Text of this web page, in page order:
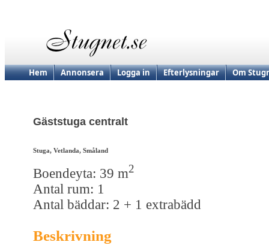
Hem Annonsera Logga in Efterlysningar Om
Gäststuga centralt
Stuga, Vetlanda, Småland
Boendeyta: 39 m2
Antal rum: 1
Antal bäddar: 2 + 1 extrabädd
Beskrivning